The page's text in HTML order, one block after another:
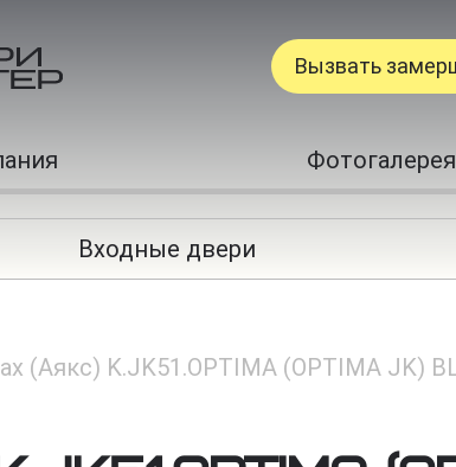
Вызвать
Фотогалерея
Входные двери
(Аякс) K.JK51.OPTIMA (OPTIMA JK)